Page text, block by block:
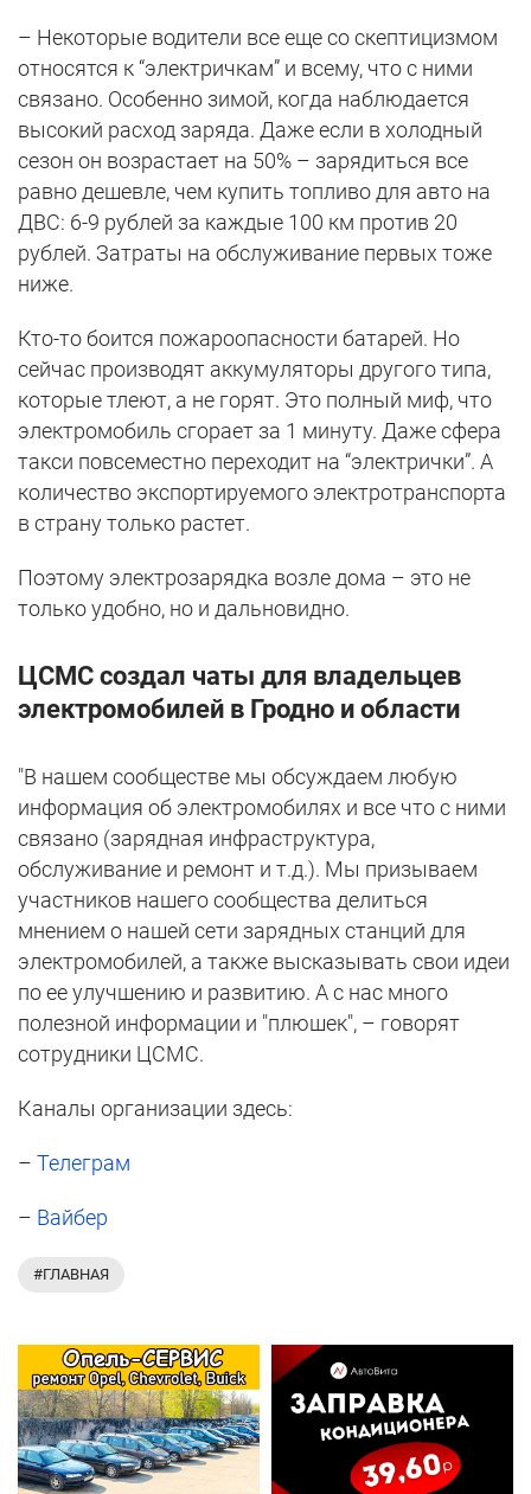
– Некоторые водители все еще со скептицизмом
относятся к “электричкам” и всему, что с ними
связано. Особенно зимой, когда наблюдается
высокий расход заряда. Даже если в холодный
сезон он возрастает на 50% – зарядиться все
равно дешевле, чем купить топливо для авто на
ДВС: 6-9 рублей за каждые 100 км против 20
рублей. Затраты на обслуживание первых тоже
ниже.
Кто-то боится пожароопасности батарей. Но
сейчас производят аккумуляторы другого типа,
которые тлеют, а не горят. Это полный миф, что
электромобиль сгорает за 1 минуту. Даже сфера
такси повсеместно переходит на “электрички”. А
количество экспортируемого электротранспорта
в страну только растет.
Поэтому электрозарядка возле дома – это не
только удобно, но и дальновидно.
ЦСМС создал чаты для владельцев
электромобилей в Гродно и области
"В нашем сообществе мы обсуждаем любую
информация об электромобилях и все что с ними
связано (зарядная инфраструктура,
обслуживание и ремонт и т.д.). Мы призываем
участников нашего сообщества делиться
мнением о нашей сети зарядных станций для
электромобилей, а также высказывать свои идеи
по ее улучшению и развитию. А с нас много
полезной информации и "плюшек", – говорят
сотрудники ЦСМС.
Каналы организации здесь:
– Телеграм
– Вайбер
#ГЛАВНАЯ